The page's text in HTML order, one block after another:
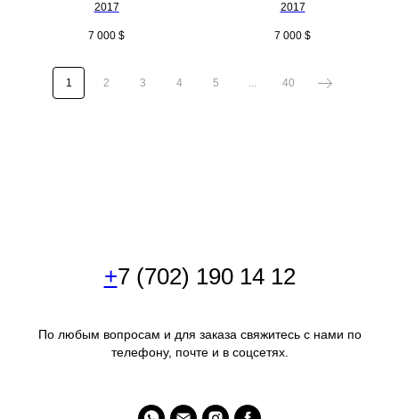
2017
7 000 $
2017
7 000 $
1 2 3 4 5 ... 40
+7 (702) 190 14 12
По любым вопросам и для заказа свяжитесь с нами по
телефону, почте и в соцсетях.